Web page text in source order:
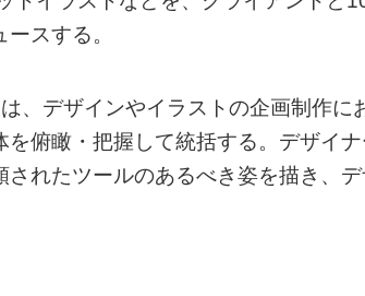
スする。
、デザインやイラストの企画制作に
俯瞰・把握して統括する。デザイ
れたツールのあるべき姿を描き、